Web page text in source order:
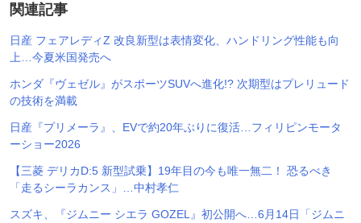
関連記事
日産 フェアレディZ 改良新型は表情変化、ハンドリング性能も向
上…今夏米国発売へ
ホンダ『ヴェゼル』がスポーツSUVへ進化!? 次期型はプレリュード
の技術を満載
日産『プリメーラ』、EVで約20年ぶりに復活…フィリピンモータ
ーショー2026
【三菱 デリカD:5 新型試乗】19年目の今も唯一無二！ 恐るべき
「走るシーラカンス」…中村孝仁
スズキ、『ジムニー シエラ GOZEL』初公開へ…6月14日「ジムニ